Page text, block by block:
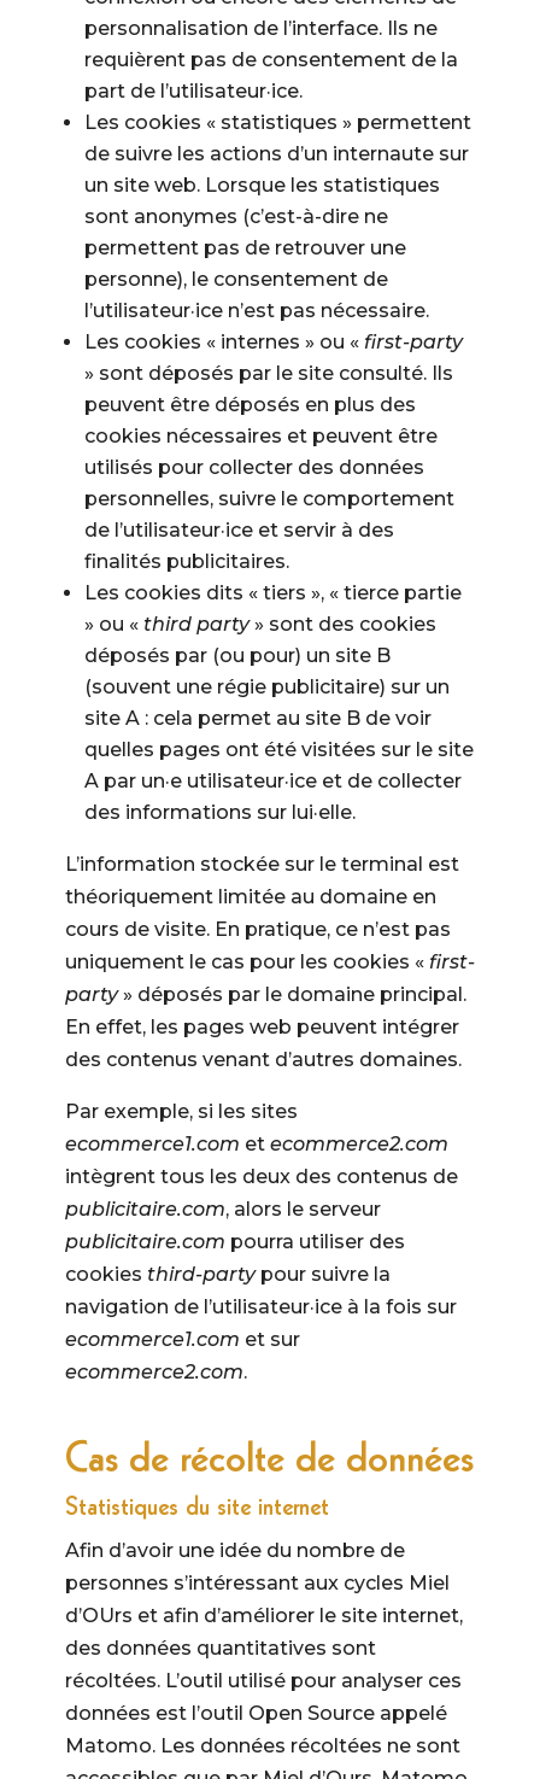
personnalisation de l’interface. Ils ne
requièrent pas de consentement de la
part de l’utilisateur·ice.
Les cookies « statistiques » permettent
de suivre les actions d’un internaute sur
un site web. Lorsque les statistiques
sont anonymes (c’est-à-dire ne
permettent pas de retrouver une
personne), le consentement de
l’utilisateur·ice n’est pas nécessaire.
Les cookies « internes » ou « first-party
» sont déposés par le site consulté. Ils
peuvent être déposés en plus des
cookies nécessaires et peuvent être
utilisés pour collecter des données
personnelles, suivre le comportement
de l’utilisateur·ice et servir à des
finalités publicitaires.
Les cookies dits « tiers », « tierce partie
» ou « third party» sont des cookies
déposés par (ou pour) un site B
(souvent une régie publicitaire) sur un
site A : cela permet au site B de voir
quelles pages ont été visitées sur le site
A par un·e utilisateur·ice et de collecter
des informations sur lui·elle.
L’information stockée sur le terminal est
théoriquement limitée au domaine en
cours de visite. En pratique, ce n’est pas
uniquement le cas pour les cookies « first-
party» déposés par le domaine principal.
En effet, les pages web peuvent intégrer
des contenus venant d’autres domaines.
Par exemple, si les sites
ecommerce1.com et ecommerce2.com
intègrent tous les deux des contenus de
publicitaire.com, alors le serveur
publicitaire.com pourra utiliser des
cookies third-partypour suivre la
navigation de l’utilisateur·ice à la fois sur
ecommerce1.com et sur
ecommerce2.com.
Cas de récolte de données
Statistiques du site internet
Afin d’avoir une idée du nombre de
personnes s’intéressant aux cycles Miel
d’OUrs et afin d’améliorer le site internet,
des données quantitatives sont
récoltées. L’outil utilisé pour analyser ces
données est l’outil Open Source appelé
Matomo. Les données récoltées ne sont